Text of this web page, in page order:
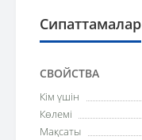
Сипаттамалар
СВОЙСТВА
Кім үшін
Көлемі
Мақсаты